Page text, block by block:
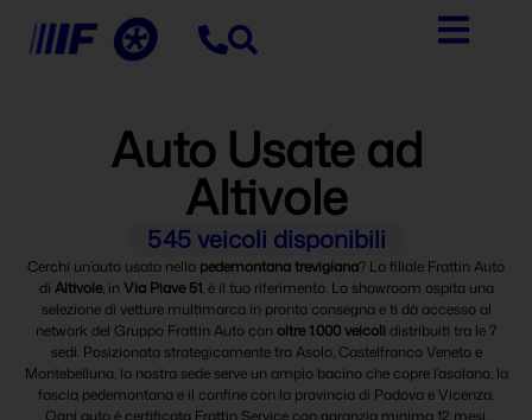
Auto Usate ad
Altivole
545veicoli disponibili
Cerchi un’auto usata nella pedemontana trevigiana? La filiale Frattin Auto
di Altivole, in Via Piave 51, è il tuo riferimento. Lo showroom ospita una
selezione di vetture multimarca in pronta consegna e ti dà accesso al
network del Gruppo Frattin Auto con oltre 1.000 veicoli distribuiti tra le 7
sedi. Posizionata strategicamente tra Asolo, Castelfranco Veneto e
Montebelluna, la nostra sede serve un ampio bacino che copre l’asolano, la
fascia pedemontana e il confine con la provincia di Padova e Vicenza.
Ogni auto è certificata Frattin Service con garanzia minima 12 mesi.